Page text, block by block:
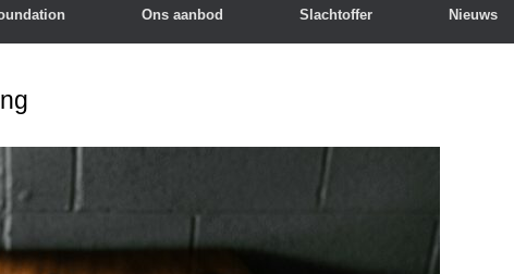
Ons aanbod Slachtoffer Nieuws